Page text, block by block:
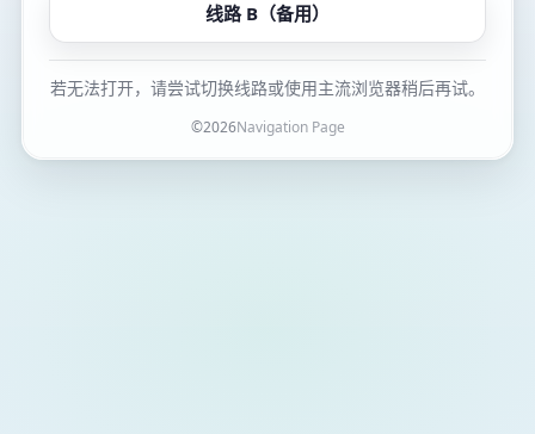
线路 B（备用）
若无法打开，请尝试切换线路或使用主流浏览器稍后再试。
©2026Navigation Page